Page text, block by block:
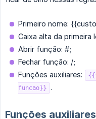
Primeiro nome:
Caixa alta da primeira
Abrir função: #;
Fechar função: /;
Funções auxiliares:
funcao}} .
Funções